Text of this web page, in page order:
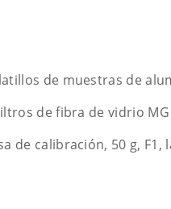
de muestras de
de fibra de vidrio
de calibración, 50 g,